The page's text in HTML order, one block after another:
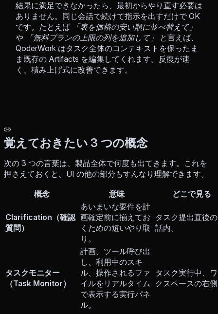
結果に満足できなかったら、最初からやり直す必要は
ありません。同じ会話で続けて指示を出すだけで OK
です。たとえば
「表を価格の安い順に並べ替えて」
や
「無料プランの上限の列を追加して」
と言えば、
QoderWork はタスク全体のコンテキストを保ったま
ま既存の Artifacts を編集してくれます。反復が速
く、積み上げ式に改善できます。
覚えておきたい 3 つの概念
次の 3 つの言葉は、製品全体で何度も出てきます。これを
押さえておくと、UI の他の部分もすんなり理解できます。
概念 意味 どこで見る
Clarification（確認
質問）
あいまいな要件を計
画確定前に揃えてお
くための短いやり取
り。
タスク提出直後
話内。
タスクモニター
（Task Monitor）
計画、ツール呼び出
し、利用中のスキ
ル、操作されるファ
イルをリアルタイム
で表示する実行パネ
ル。
タスク実行中、
クスペースの右